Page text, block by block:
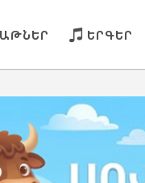
ԵՐԳԵՐ